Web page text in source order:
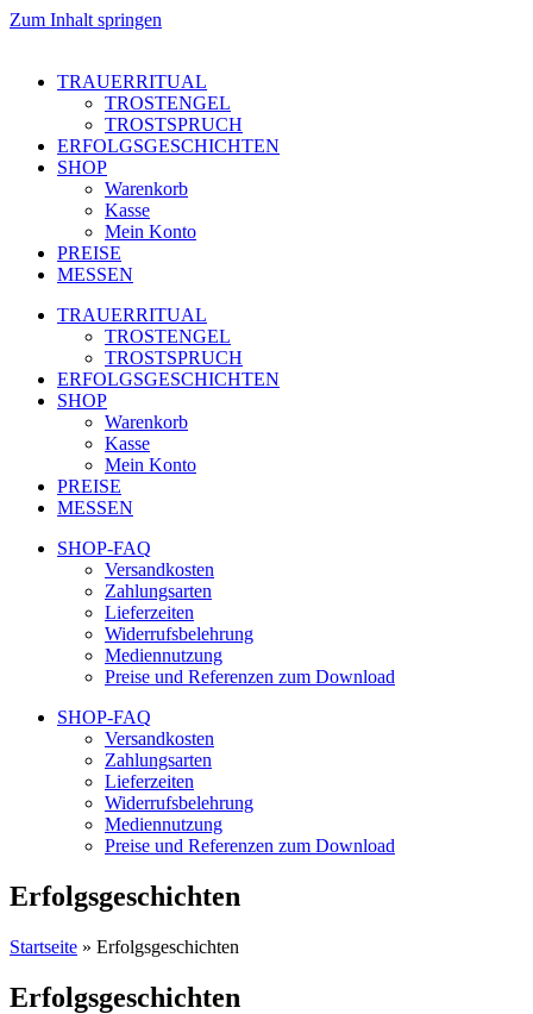
Zum Inhalt springen
TRAUERRITUAL
TROSTENGEL
TROSTSPRUCH
ERFOLGSGESCHICHTEN
SHOP
Warenkorb
Kasse
Mein Konto
PREISE
MESSEN
TRAUERRITUAL
TROSTENGEL
TROSTSPRUCH
ERFOLGSGESCHICHTEN
SHOP
Warenkorb
Kasse
Mein Konto
PREISE
MESSEN
SHOP-FAQ
Versandkosten
Zahlungsarten
Lieferzeiten
Widerrufsbelehrung
Mediennutzung
Preise und Referenzen zum Download
SHOP-FAQ
Versandkosten
Zahlungsarten
Lieferzeiten
Widerrufsbelehrung
Mediennutzung
Preise und Referenzen zum Download
Erfolgsgeschichten
Startseite » Erfolgsgeschichten
Erfolgs­geschichten